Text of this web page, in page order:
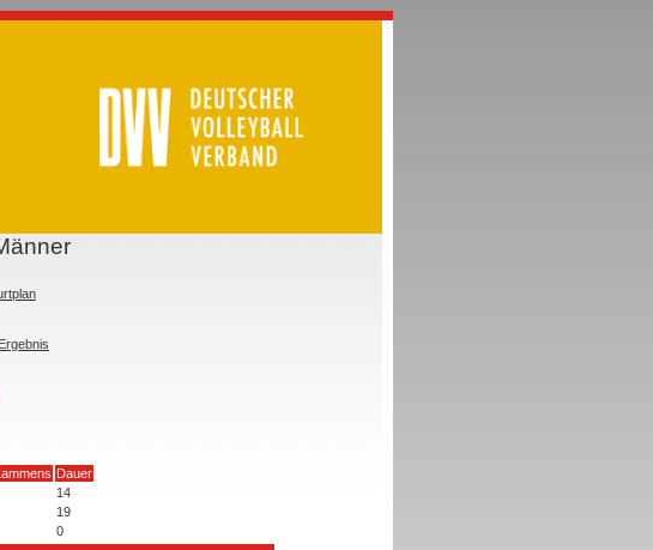
Ergebnis
Dauer
14
19
0